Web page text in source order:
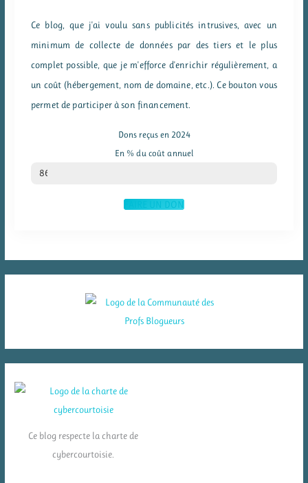
Ce blog, que j'ai voulu sans publicités intrusives, avec un
minimum de collecte de données par des tiers et le plus
complet possible, que je m'efforce d'enrichir régulièrement, a
un coût (hébergement, nom de domaine, etc.). Ce bouton vous
permet de participer à son financement.
Dons reçus en 2024
En % du coût annuel
% du coût annuel
86
FAIRE UN DON
Ce blog respecte la charte de
cybercourtoisie.